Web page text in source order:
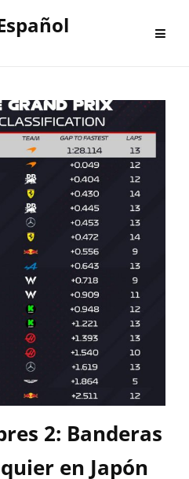
2: Banderas
en Japón